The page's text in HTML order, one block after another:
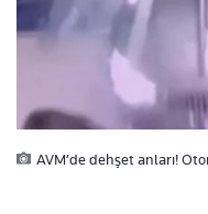
AVM’de dehşet anları!